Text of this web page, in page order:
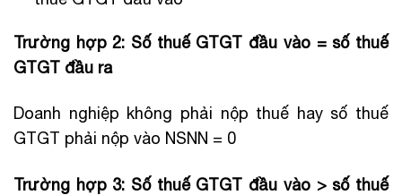
Trường hợp 2: Số thuế GTGT đầu vào = số thuế
GTGT đầu ra
Doanh nghiệp không phải nộp thuế hay số thuế
GTGT phải nộp vào NSNN = 0
Trường hợp 3: Số thuế GTGT đầu vào > số thuế